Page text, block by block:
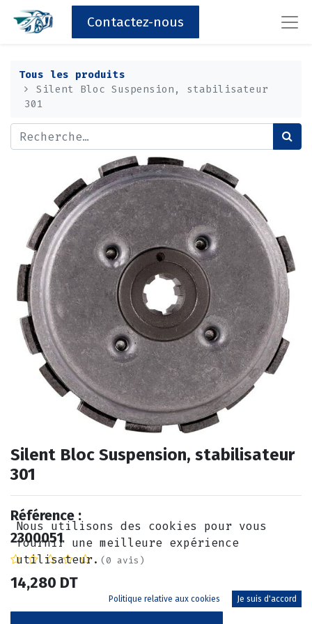
Contactez-nous
Tous les produits
Silent Bloc Suspension, stabilisateur
301
Silent Bloc Suspension, stabilisateur
301
Référence :
2300051
(0 avis)
14,280 DT
Nous utilisons des cookies pour vous
fournir une meilleure expérience
utilisateur.
Politique relative aux cookies Je suis d'accord